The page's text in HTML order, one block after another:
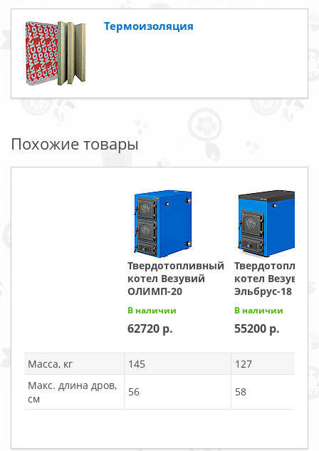
Термоизоляция
Похожие товары
Твердотопливный
котел Везувий
ОЛИМП-20
В наличии
62720
котел Везувий
Эльбрус-18
В наличии
55200
Масса, кг 145
127
Макс. длина дров,
см
56 58